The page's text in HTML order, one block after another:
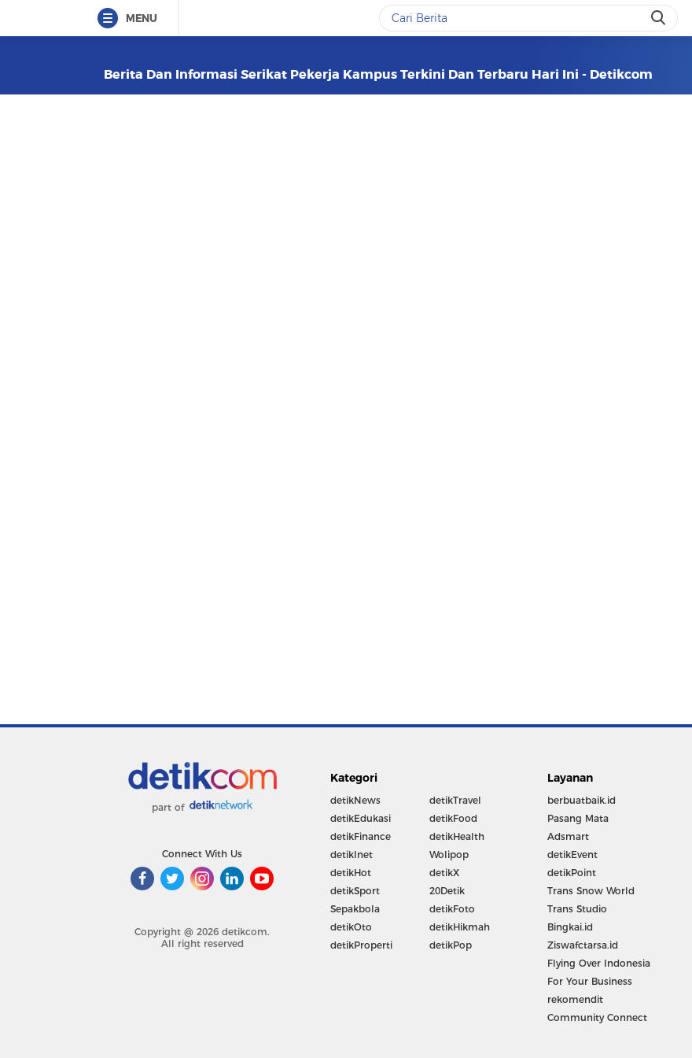
MENU
Berita Dan Informasi Serikat Pekerja Kampus Terkini Dan Terbaru Hari Ini - Detikcom
part of
Connect With Us
Copyright @ 2026 detikcom.
All right reserved
Kategori
detikNews
detikEdukasi
detikFinance
detikInet
detikHot
detikSport
Sepakbola
detikOto
detikProperti
detikTravel
detikFood
detikHealth
Wolipop
detikX
20Detik
detikFoto
detikHikmah
detikPop
Layanan
berbuatbaik.id
Pasang Mata
Adsmart
detikEvent
detikPoint
Trans Snow World
Trans Studio
Bingkai.id
Ziswafctarsa.id
Flying Over Indonesia
For Your Business
rekomendit
Community Connect